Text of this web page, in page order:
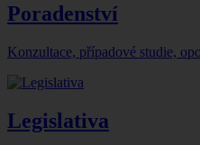
Poradenství
Konzultace, případové studie,
Legislativa